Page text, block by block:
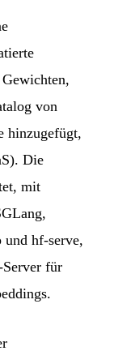
von
hinzugefügt,
Die
mit
hf-serve,
für